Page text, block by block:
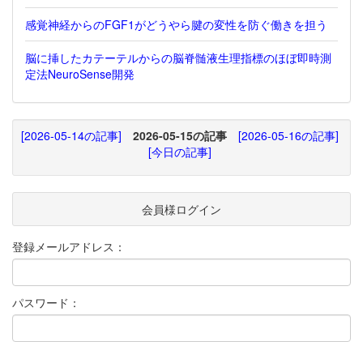
感覚神経からのFGF1がどうやら腱の変性を防ぐ働きを担う
脳に挿したカテーテルからの脳脊髄液生理指標のほぼ即時測
定法NeuroSense開発
[2026-05-14の記事] 2026-05-15の記事
[2026-05-16の記事]
[今日の記事]
会員様ログイン
登録メールアドレス：
パスワード：